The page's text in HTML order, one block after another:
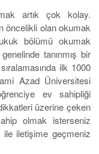
artık çok kolay.
öncelikli olan okumak
bölümü okumak
tanınmış bir
ilk 1000
Azad Üniversitesi
ev sahipliği
üzerine çeken
olmak isterseniz
ile iletişime geçmeniz